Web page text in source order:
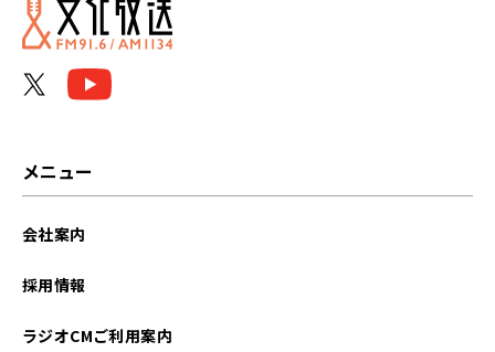
メニュー
会社案内
採用情報
ラジオCMご利用案内